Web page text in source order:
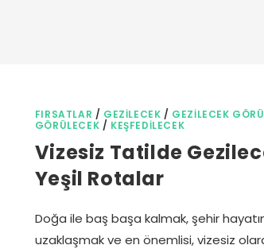
FIRSATLAR / GEZILECEK / GEZILECEK
GÖRÜLECEK / KEŞFEDILECEK
Vizesiz Tatilde
Yeşil Rotalar
Doğa ile baş başa kalmak, şehir
uzaklaşmak ve en önemlisi, vizesiz